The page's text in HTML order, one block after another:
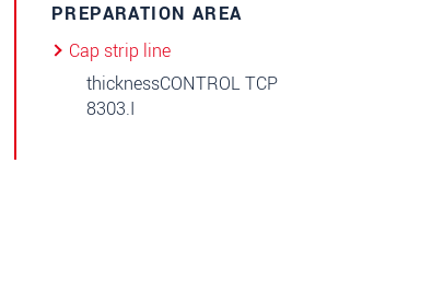
PREPARATION AREA
Cap strip line
thicknessCONTROL TCP
8303.I